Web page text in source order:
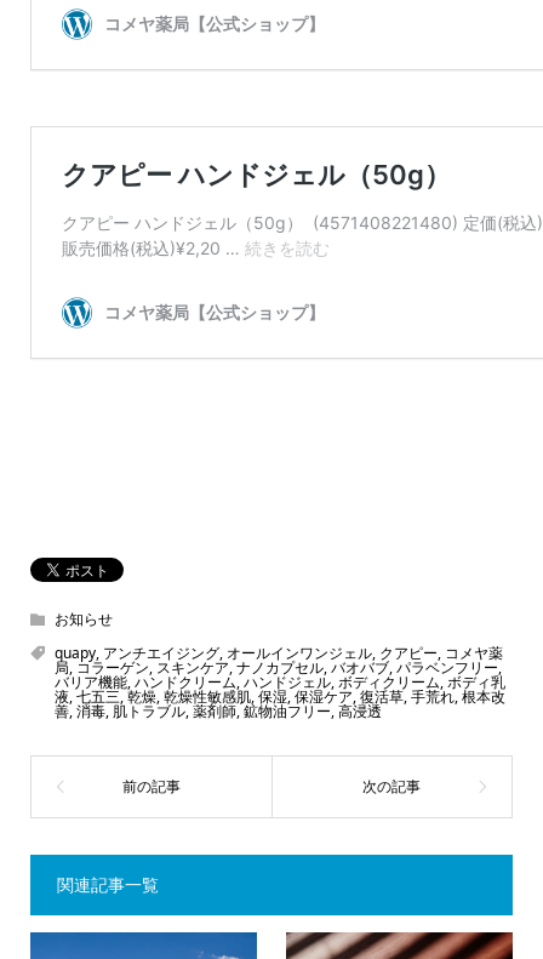
お知らせ
quapy, アンチエイジング, オールインワンジェル, クアピー, コメヤ薬
局, コラーゲン, スキンケア,ナノカプセル,バオバブ,パラベンフリー,
バリア機能,ハンドクリーム,ハンドジェル,ボディクリーム,ボディ乳
液,七五三,乾燥,乾燥性敏感肌,保湿,保湿ケア,復活草,手荒れ,根本改
善,消毒, 肌トラブル,薬剤師,鉱物油フリー,高浸透
関連記事一覧